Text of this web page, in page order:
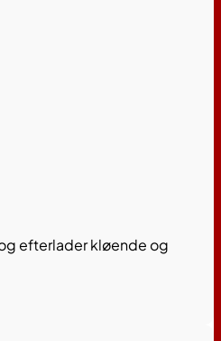
efterlader kløende og